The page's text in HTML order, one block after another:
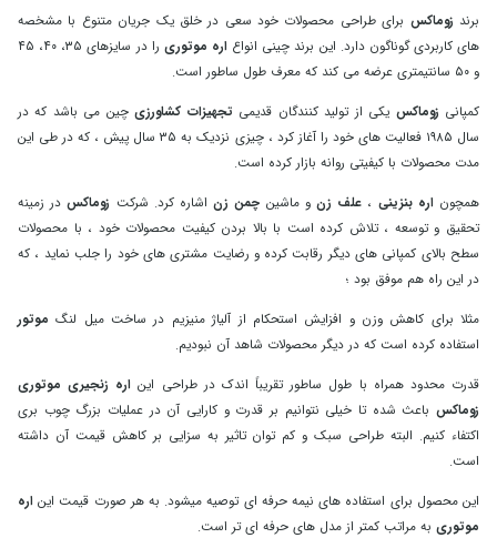
برند زوماکس برای طراحی محصولات خود سعی در خلق یک جریان متنوع با مشخصه
‌های کاربردی گوناگون دارد. این برند چینی انواع اره موتوری
را در سایزهای ۳۵، ۴۰، ۴۵
و ۵۰ سانتیمتری عرضه می‌ کند که معرف طول ساطور است.
کمپانی زوماکس یکی از تولید کنندگان قدیمی تجهیزات کشاورزیچین می باشد که در
سال ۱۹۸۵ فعالیت های خود را آغاز کرد ، چیزی نزدیک به ۳۵ سال پیش ، که در طی این
مدت محصولات با کیفیتی روانه بازار کرده است.
همچون اره بنزینی ، علف زنو ماشین چمن زناشاره کرد. شرکت زوماکسدر زمینه
تحقیق و توسعه ، تلاش کرده است با بالا بردن کیفیت محصولات خود ، با محصولات
سطح بالای کمپانی های دیگر رقابت کرده و رضایت مشتری های خود را جلب نماید ، که
در این راه هم موفق بود ؛
مثلا برای کاهش وزن و افزایش استحکام از آلیاژ منیزیم در ساخت میل لنگ موتور
استفاده کرده است که در دیگر محصولات شاهد آن نبودیم.
قدرت محدود همراه با طول ساطور تقریباً اندک در طراحی این اره زنجیری موتوری
زوماکس باعث شده تا خیلی نتوانیم بر قدرت و کارایی آن در عملیات‌ بزرگ چوب ‌بری
اکتفاء کنیم. البته طراحی سبک و کم توان تاثیر به سزایی بر کاهش قیمت آن داشته
است.
این محصول برای استفاده های نیمه حرفه ای توصیه میشود. به هر صورت قیمت این اره
موتوری به‌ مراتب کمتر از مدل‌ های حرفه ‌ای ‌تر است.